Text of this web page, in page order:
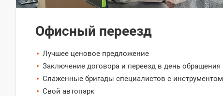
Офисный переезд
Лучшее ценовое предложение
Заключение договора и переезд в день обращения
Слаженные бригады специалистов с инструментом
Свой автопарк